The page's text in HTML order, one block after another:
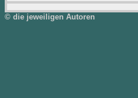
© die jeweiligen Autoren